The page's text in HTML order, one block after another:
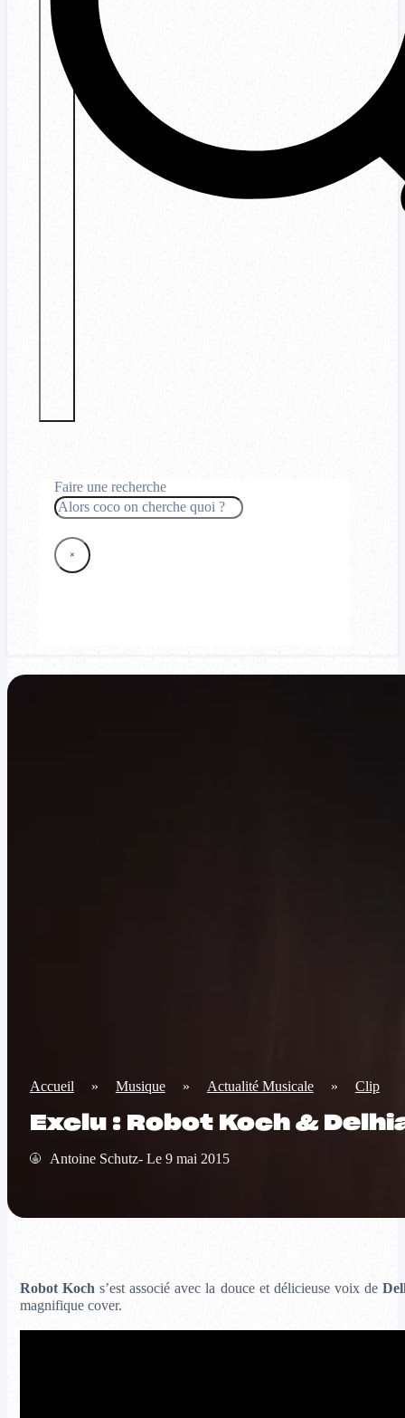
Faire une recherche
Rechercher
×
Accueil » Musique » Actualité Musicale » Clip
Exclu : Robot Koch &
Antoine Schutz- Le 9 mai 2015
Robot Kochs’est associé avec la douce et délicieuse voix de
magnifique cover.